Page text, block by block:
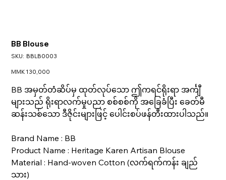
BB Blouse
SKU: SKU
BBLB0003
Price
MMK 130,000
BB အမှတ်တံဆိပ်မှ ထုတ်လုပ်သော ဤကရင်ရိုးရာ အင်္ကျီ
များသည် ရိုးရာလက်မှုပညာ စစ်စစ်ကို အခြေခံပြီး ခေတ်မီ
ဆန်းသစ်သော ဒီဇိုင်းများဖြင့် ပေါင်းစပ်ဖန်တီးထားပါသည်။
Brand Name : BB
Product Name : Heritage Karen Artisan Blouse
Material : Hand-woven Cotton (လက်ရက်ကန်း ချည်
သား)